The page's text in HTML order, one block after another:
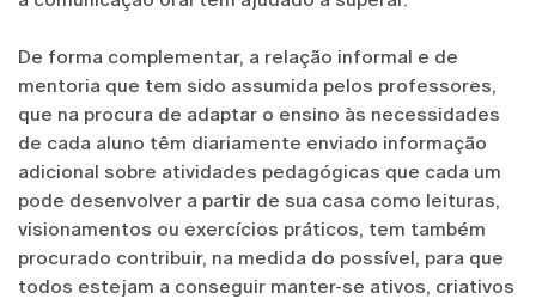
De forma complementar, a relação informal e de
mentoria que tem sido assumida pelos professores,
que na procura de adaptar o ensino às necessidades
de cada aluno têm diariamente enviado informação
adicional sobre atividades pedagógicas que cada um
pode desenvolver a partir de sua casa como leituras,
visionamentos ou exercícios práticos, tem também
procurado contribuir, na medida do possível, para que
todos estejam a conseguir manter-se ativos, criativos